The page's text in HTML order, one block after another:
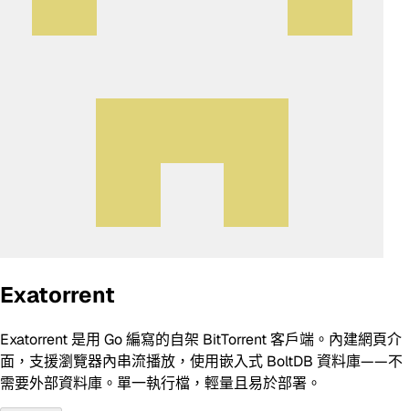
Exatorrent
Exatorrent 是用 Go 編寫的自架 BitTorrent 客戶端。內建網頁介
面，支援瀏覽器內串流播放，使用嵌入式 BoltDB 資料庫——不
需要外部資料庫。單一執行檔，輕量且易於部署。